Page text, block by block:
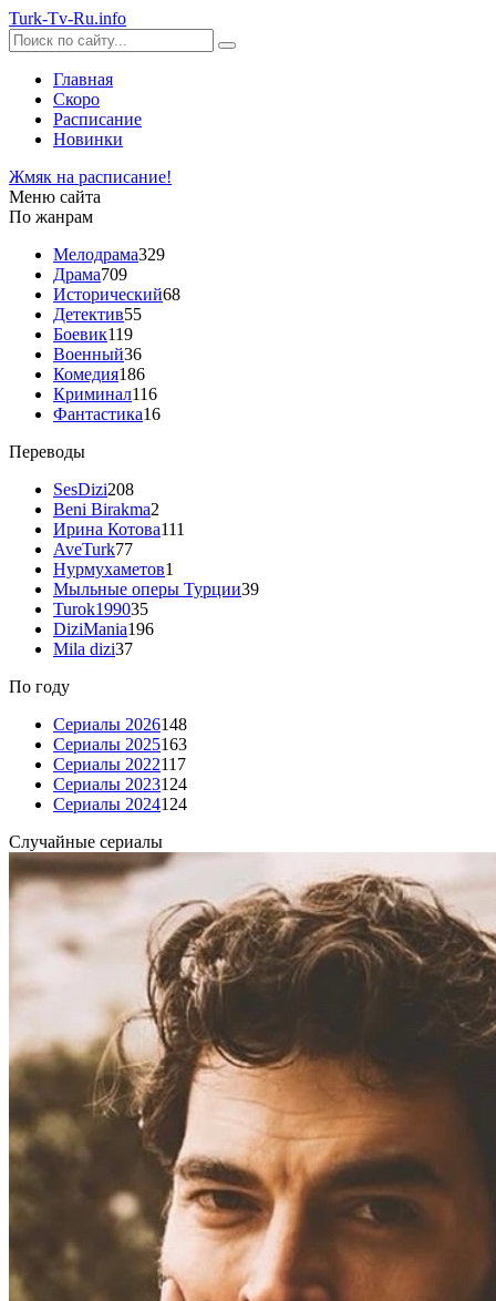
Turk-Tv-Ru.info
Главная
Скоро
Расписание
Новинки
Жмяк на расписание!
Меню сайта
По жанрам
Мелодрама329
Драма709
Исторический68
Детектив55
Боевик119
Военный36
Комедия186
Криминал116
Фантастика16
Переводы
SesDizi208
Beni Birakma2
Ирина Котова111
AveTurk77
Нурмухаметов1
Мыльные оперы Турции39
Turok199035
DiziMania196
Mila dizi37
По году
Сериалы 2026148
Сериалы 2025163
Сериалы 2022117
Сериалы 2023124
Сериалы 2024124
Случайные сериалы